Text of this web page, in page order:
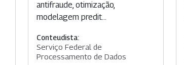
antifraude, otimização,
modelagem predit...
Conteudista:
Serviço Federal de
Processamento de Dados